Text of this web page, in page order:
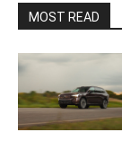
MOST READ